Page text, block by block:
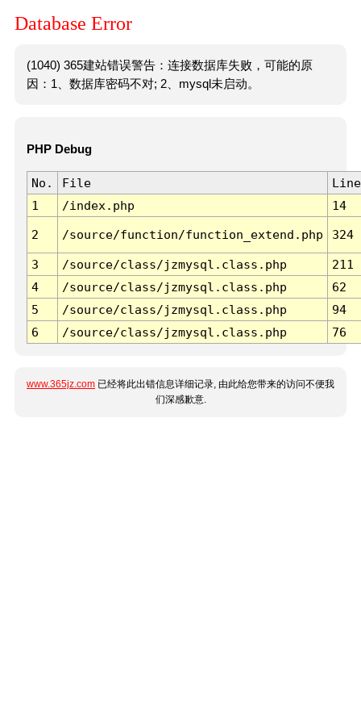
Database Error
(1040) 365建站错误警告：连接数据库失败，可能的原
因：1、数据库密码不对; 2、mysql未启动。
PHP Debug
No. File
Line
1
/index.php 14
2 /source/function/function_extend.php 324
3 /source/class/jzmysql.class.php
211
4
/source/class/jzmysql.class.php
62
5
/source/class/jzmysql.class.php
94
6
/source/class/jzmysql.class.php 76
www.365jz.com 已经将此出错信息详细记录, 由此给您带来的访问不便我
们深感歉意.